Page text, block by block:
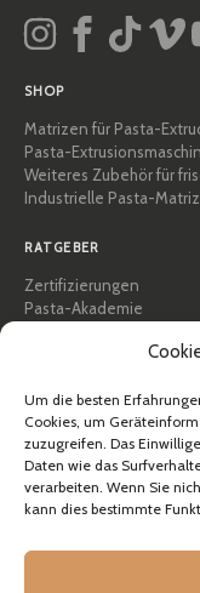
Um die besten
Cookies, um
zuzugreifen. Das
Daten wie das
verarbeiten. Wenn Sie
kann dies bestimmte
SHOP
Matrizen für Pasta-
Pasta-
Weiteres Zubehör für
Industrielle Pasta-
RATGEBER
Zertifizierungen
Pasta-Akademie
Über Pastidea
HILFE
FAQ & Support
Kontakt
Versandinformationen